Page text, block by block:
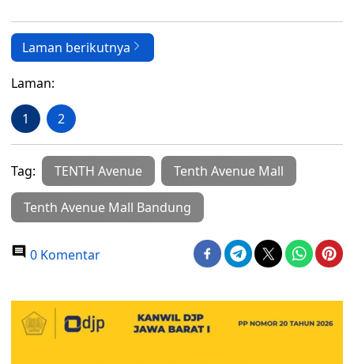
Laman berikutnya
Laman:
1 2
Tag: TENTH Avenue Tenth Avenue Mall
Tenth Avenue Mall Bandung
0 Komentar